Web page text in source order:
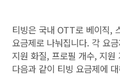
티빙은 국내 OTT로 베이직,
요금제로 나눠집니다. 각 요
지원 화질, 프로필 개수, 지원
다음과 같이 티빙 요금제에